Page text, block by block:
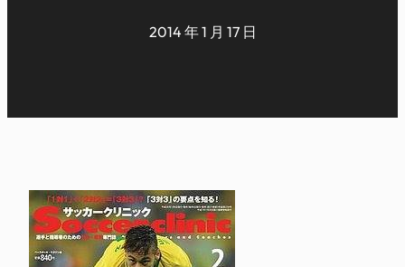
2014 年 1 月 17 日